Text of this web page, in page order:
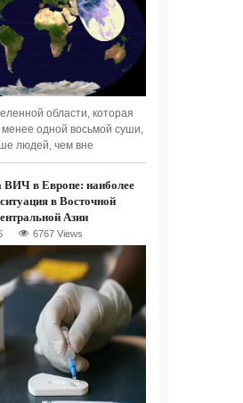
области, которая
менее одной восьмой суши,
людей, чем вне
ВИЧ в Европе: наиболее
в Восточной
Азии
6767 Views